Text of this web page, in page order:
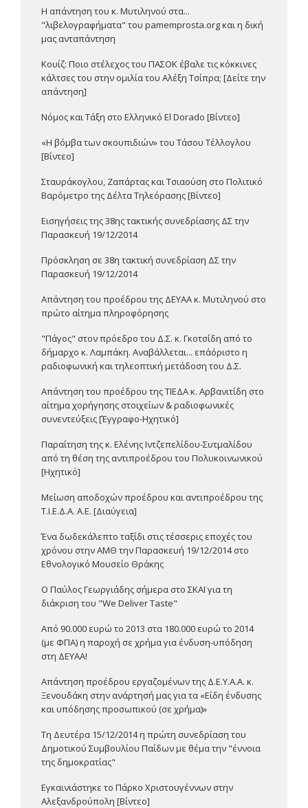
Η απάντηση του κ. Μυτιληνού στα...
"λιβελογραφήματα" του pamemprosta.org και η δική
μας ανταπάντηση
Κουίζ: Ποιο στέλεχος του ΠΑΣΟΚ έβαλε τις κόκκινες
κάλτσες του στην ομιλία του Αλέξη Τσίπρα; [Δείτε την
απάντηση]
Νόμος και Τάξη στο Ελληνικό El Dorado [Βίντεο]
«Η βόμβα των σκουπιδιών» του Τάσου Τέλλογλου
[Βίντεο]
Σταυράκογλου, Ζαπάρτας και Τσιαούση στο Πολιτικό
Βαρόμετρο της Δέλτα Τηλεόρασης [Βίντεο]
Εισηγήσεις της 38ης τακτικής συνεδρίασης ΔΣ την
Παρασκευή 19/12/2014
Πρόσκληση σε 38η τακτική συνεδρίαση ΔΣ την
Παρασκευή 19/12/2014
Απάντηση του προέδρου της ΔΕΥΑΑ κ. Μυτιληνού στο
πρώτο αίτημα πληροφόρησης
"Πάγος" στον πρόεδρο του Δ.Σ. κ. Γκοτσίδη από το
δήμαρχο κ. Λαμπάκη. Αναβάλλεται... επ΄αόριστο η
ραδιοφωνική και τηλεοπτική μετάδοση του Δ.Σ.
Απάντηση του προέδρου της ΤΙΕΔΑ κ. Αρβανιτίδη στο
αίτημα χορήγησης στοιχείων & ραδιοφωνικές
συνεντεύξεις [Έγγραφο-Ηχητικό]
Παραίτηση της κ. Ελένης Ιντζεπελίδου-Συτμαλίδου
από τη θέση της αντιπροέδρου του Πολυκοινωνικού
[Ηχητικό]
Μείωση αποδοχών προέδρου και αντιπροέδρου της
Τ.Ι.Ε.Δ.Α. Α.Ε. [Διαύγεια]
Ένα δωδεκάλεπτο ταξίδι στις τέσσερις εποχές του
χρόνου στην ΑΜΘ την Παρασκευή 19/12/2014 στο
Εθνολογικό Μουσείο Θράκης
Ο Παύλος Γεωργιάδης σήμερα στο ΣΚΑΪ για τη
διάκριση του "We Deliver Taste"
Από 90.000 ευρώ το 2013 στα 180.000 ευρώ το 2014
(με ΦΠΑ) η παροχή σε χρήμα για ένδυση-υπόδηση
στη ΔΕΥΑΑ!
Απάντηση προέδρου εργαζομένων της Δ.Ε.Υ.Α.Α. κ.
Ξενουδάκη στην ανάρτησή μας για τα «Είδη ένδυσης
και υπόδησης προσωπικού (σε χρήμα)»
Τη Δευτέρα 15/12/2014 η πρώτη συνεδρίαση του
Δημοτικού Συμβουλίου Παίδων με θέμα την "έννοια
της δημοκρατίας"
Εγκαινιάστηκε το Πάρκο Χριστουγέννων στην
Αλεξανδρούπολη [Βίντεο]